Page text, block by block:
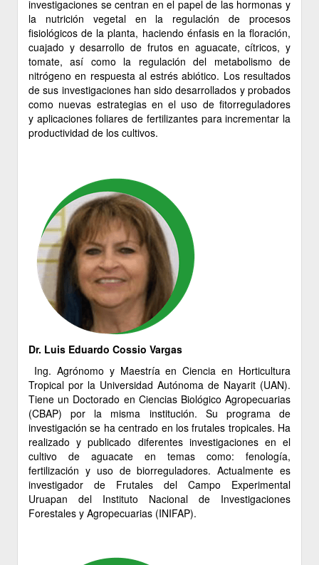
investigaciones se centran en el papel de las hormonas y
la nutrición vegetal en la regulación de procesos
fisiológicos de la planta, haciendo énfasis en la floración,
cuajado y desarrollo de frutos en aguacate, cítricos, y
tomate, así como la regulación del metabolismo de
nitrógeno en respuesta al estrés abiótico. Los resultados
de sus investigaciones han sido desarrollados y probados
como nuevas estrategias en el uso de fitorreguladores
y aplicaciones foliares de fertilizantes para incrementar la
productividad de los cultivos.
Dr. Luis Eduardo Cossio Vargas
Ing. Agrónomo y Maestría en Ciencia en Horticultura
Tropical por la Universidad Autónoma de Nayarit (UAN).
Tiene un Doctorado en Ciencias Biológico Agropecuarias
(CBAP) por la misma institución. Su programa de
investigación se ha centrado en los frutales tropicales. Ha
realizado y publicado diferentes investigaciones en el
cultivo de aguacate en temas como: fenología,
fertilización y uso de biorreguladores. Actualmente es
investigador de Frutales del Campo Experimental
Uruapan del Instituto Nacional de Investigaciones
Forestales y Agropecuarias (INIFAP).